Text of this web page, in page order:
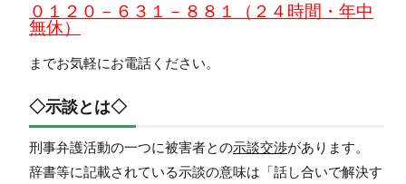
０１２０－６３１－８８１（２４時間・年中
無休）
までお気軽にお電話ください。
◇示談とは◇
刑事弁護活動の一つに被害者との示談交渉があります。
辞書等に記載されている示談の意味は「話し合いで解決す